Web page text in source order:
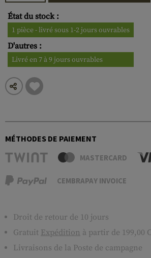
État du stock :
1 pièce - livré sous 1-2 jours ouvrables
D'autres :
Livré en 7 à 9 jours ouvrables
MÉTHODES DE PAIEMENT
MASTERCARD
CEMBRAPAY INVOICE
Droit de retour de 10 jours
Gratuit Expédition à partir de 199,00
Livraisons de la Poste de campagne